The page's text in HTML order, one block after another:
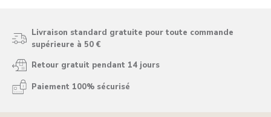
Livraison standard gratuite pour toute commande
supérieure à 50 €
Retour gratuit pendant 14 jours
Paiement 100% sécurisé